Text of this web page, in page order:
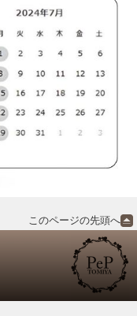
このページの先頭へ